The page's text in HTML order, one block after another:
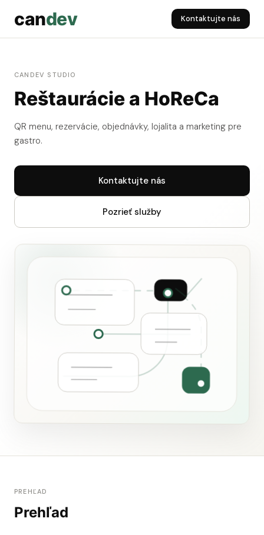
candev Kontaktujte nás
CANDEV STUDIO
Reštaurácie a HoReCa
QR menu, rezervácie, objednávky, lojalita a marketing pre
gastro.
Kontaktujte nás
Pozrieť služby
PREHĽAD
Prehľad